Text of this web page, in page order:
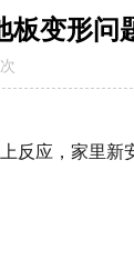
板变形问
反应， 家里新